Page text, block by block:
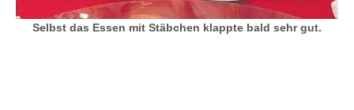
Selbst das Essen mit Stäbchen klappte bald sehr gut.